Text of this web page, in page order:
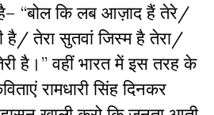
“बोल कि लब आज़ाद हैं तेरे/
है/ तेरा सुतवां जिस्म है तेरा/
है।” वहीं भारत में इस तरह के
रामधारी सिंह दिनकर